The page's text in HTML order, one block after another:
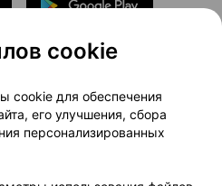
Новости проекта
Медицинский маркетинг
Доставка
cookie
cookie для обеспечения
его улучшения, сбора
персонализированных